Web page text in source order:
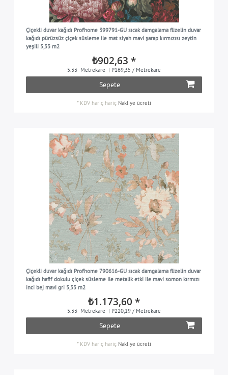
Çiçekli duvar kağıdı Profhome 399791-GU sıcak damgalama flizelin duvar
kağıdı pürüzsüz çiçek süsleme ile mat siyah mavi şarap kırmızısı zeytin
yeşili 5,33 m2
₺902,63 *
5.33 Metrekare | ₺169,35 / Metrekare
Sepete
* KDV hariç hariç Nakliye ücreti
Çiçekli duvar kağıdı Profhome 790616-GU sıcak damgalama flizelin duvar
kağıdı hafif dokulu çiçek süsleme ile metalik etki ile mavi somon kırmızı
inci bej mavi gri 5,33 m2
₺1.173,60 *
5.33 Metrekare | ₺220,19 / Metrekare
Sepete
* KDV hariç hariç Nakliye ücreti